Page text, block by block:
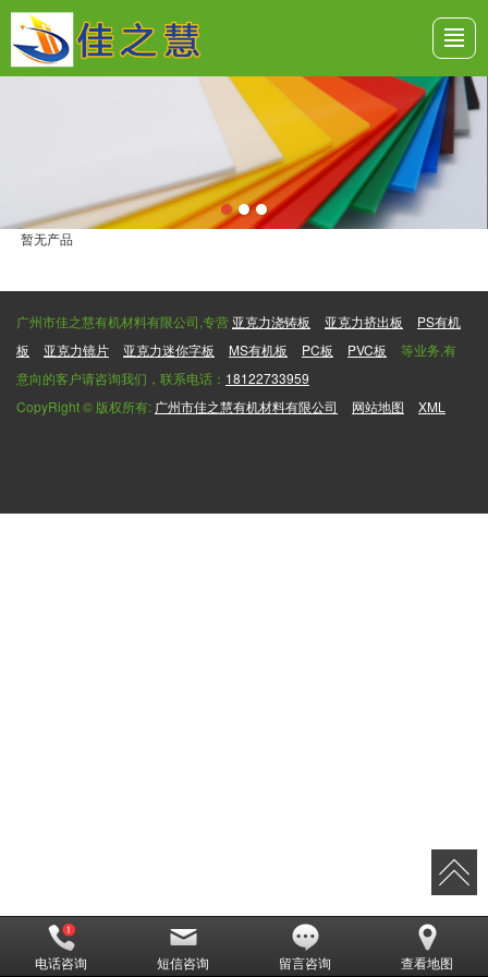
亚克力回收 板材知识 联系我们
暂无产品
广州市佳之慧有机材料有限公司,专营 亚克力浇铸板 亚克力挤出板
PS有机
板
亚克力镜片 亚克力迷你字板 MS有机板 PC板 PVC板
等业务,有
意向的客户请咨询我们，联系电话： 18122733959
CopyRight © 版权所有: 广州市佳之慧有机材料有限公司 网站地图 XML
电话咨询 短信咨询 留言咨询 查看地图